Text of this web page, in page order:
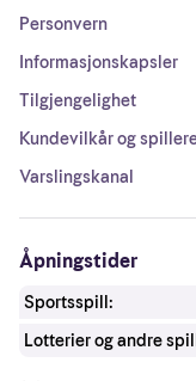
Personvern
Informasjonskapsler
Tilgjengelighet
Kundevilkår og
Varslingskanal
Åpningstider
Sportsspill:
Lotterier og andre